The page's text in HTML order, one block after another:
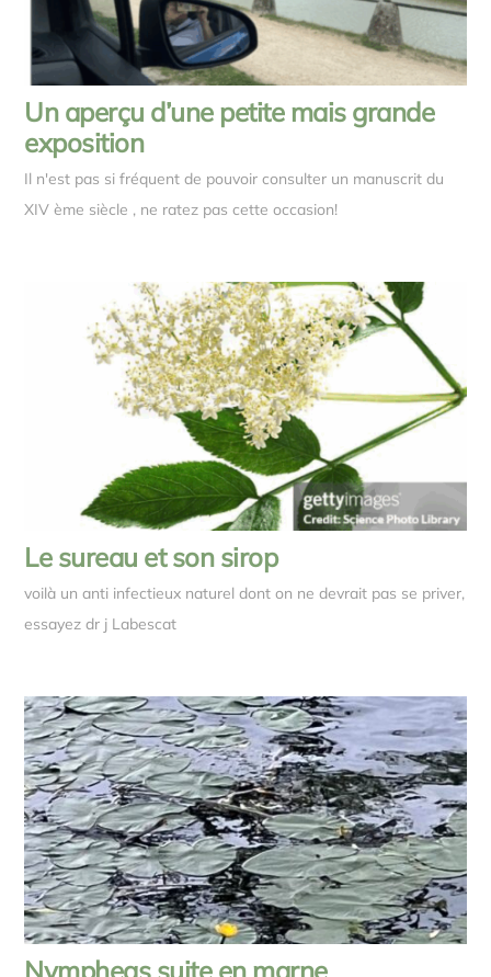
Un aperçu d’une petite mais grande
exposition
Il n'est pas si fréquent de pouvoir consulter un manuscrit du
XIV ème siècle , ne ratez pas cette occasion!
Le sureau et son sirop
voilà un anti infectieux naturel dont on ne devrait pas se priver,
essayez dr j Labescat